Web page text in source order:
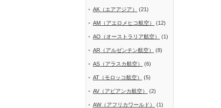
AK（エアアジア） (21)
AM（アエロメヒコ航空） (12)
AO（オーストラリア航空） (1)
AR（アルゼンチン航空） (8)
AS（アラスカ航空） (6)
AT（モロッコ航空） (5)
AV（アビアンカ航空） (2)
AW（アフリカワールド） (1)